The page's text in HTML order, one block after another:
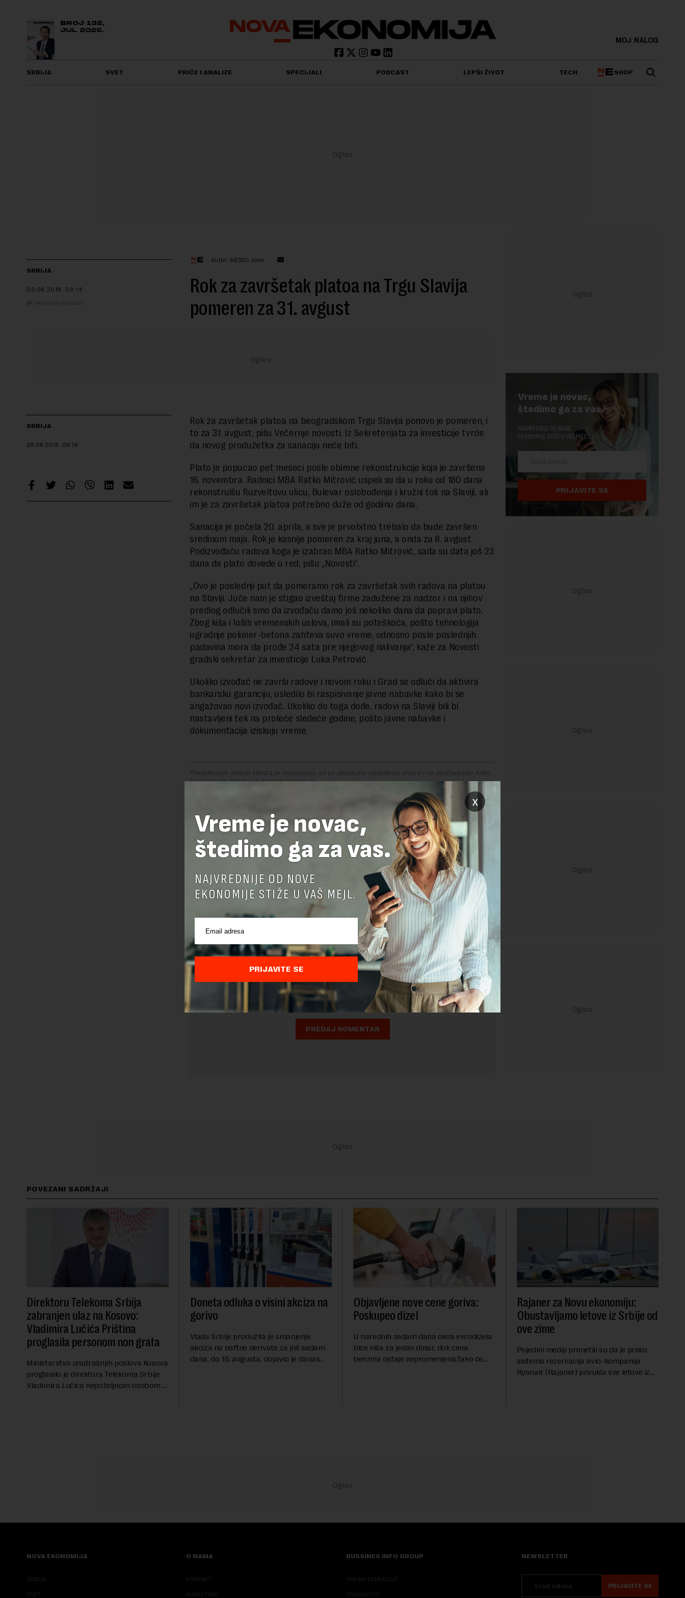
BROJ 132,
JUL 2026.
MOJ NALOG
SRBIJA SVET PRIČE I ANALIZE SPECIJALI PODCAST LEPŠI ŽIVOT TECH SHOP
SRBIJA
09.08.2018. 09:14
Večernje novosti
Autor: AIESEC zove
Rok za završetak platoa na Trgu Slavija
pomeren za 31. avgust
SRBIJA
09.08.2018. 09:14
Rok za završetak platoa na beogradskom Trgu Slavija ponovo je pomeren, i
to za 31. avgust, pišu Večernje novosti. Iz Sekreterijata za investicije tvrde
da novog produžetka za sanaciju neće biti.
Plato je popucao pet meseci posle obimne rekonstrukcije koja je završena
16. novembra. Radnici MBA Ratko Mitrović uspeli su da u roku od 180 dana
rekonstruišu Ruzveltovu ulicu, Bulevar oslobođenja i kružni tok na Slaviji, ali
im je za završetak platoa potrebno duže od godiinu dana.
Sanacija je počela 20. aprila, a sve je prvobitno trebalo da bude završen
sredinom maja. Rok je kasnije pomeren za kraj juna, a onda za 8. avgust.
Podizvođaču radova koga je izabrao MBA Ratko Mitrović, sada su data još 23
dana da plato dovede u red, pišu „Novosti“.
„Ovo je poslednji put da pomeramo rok za završetak svih radova na platou
na Slaviji. Juče nam je stigao izveštaj firme zadužene za nadzor i na njihov
predlog odlučili smo da izvođaču damo još nekoliko dana da popravi plato.
Zbog kiša i loših vremenskih uslova, imali su poteškoća, pošto tehnologija
ugradnje polimer-betona zahteva suvo vreme, odnosno posle poslednjih
padavina mora da prođe 24 sata pre njegovog nalivanja“, kaže za Novosti
gradski sekretar za investicije Luka Petrović.
Ukoliko izvođač ne završi radove i novom roku i Grad se odluči da aktivira
bankarsku garanciju, usledilo bi raspisivanje javne nabavke kako bi se
angažovao novi izvođač. Ukoliko do toga dođe, radovi na Slaviji bili bi
nastavljeni tek na proleće sledeće godine, pošto javne nabavke i
dokumentacija iziskuju vreme.
Preuzimanje delova teksta je dozvoljeno, ali uz obavezno navođenje izvora i uz postavljanje linka
ka izvornom tekstu na novaekonomija.rs
OSTAVITE ODGOVOR
Pre slanja komentara, molimo vas da se upoznate sapravilima komentarisanja i pravilima
Sajt je zaštićen pomocu reCaptcha i Google.Google Politika PrivatnostiiGoogle Uslovi
su primenjeni.
Vreme je novac,
štedimo ga za vas.
NAJVREDNIJE OD NOVE
EKONOMIJE STIŽE U VAŠ MEJL.
PRIJAVITE SE
POVEZANI SADRŽAJI
Direktoru Telekoma Srbija
zabranjen ulaz na Kosovo:
Vladimira Lučića Priština
proglasila personom non grata
Ministarstvo unutrašnjih poslova Kosova
proglasilo je direktora Telekoma Srbije
Vladimira Lučića nepoželjnom osobom i
Doneta odluka o visini akciza na
gorivo
Vlada Srbije produžila je smanjenje
akciza na naftne derivate za još sedam
dana, do 16. avgusta, objavio je danas
Objavljene nove cene goriva:
Poskupeo dizel
U narednih sedam dana cena evrodizela
biće viša za jedan dinar, dok cena
benzina ostaje nepromenjena.Tako će
Rajaner za Novu ekonomiju:
Obustavljamo letove iz Srbije od
ove zime
Pojedini mediji primetili su da je preko
sistema rezervacija avio-kompanija
Ryanair (Rajaner) povukla sve letove iz
NOVA EKONOMIJA
SRBIJA
SVET
O NAMA
KONTAKT
MARKETING
BUSSINES INFO GROUP
ONLINE EDUKACIJE
IZDAVAŠTVO
NEWSLETTER
PRIJAVITE SE
x
Vreme je novac,
štedimo ga za vas.
NAJVREDNIJE OD NOVE
EKONOMIJE STIŽE U VAŠ MEJL.
PRIJAVITE SE